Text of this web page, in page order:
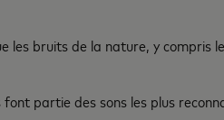
les bruits de la nature, y
partie des sons les plus